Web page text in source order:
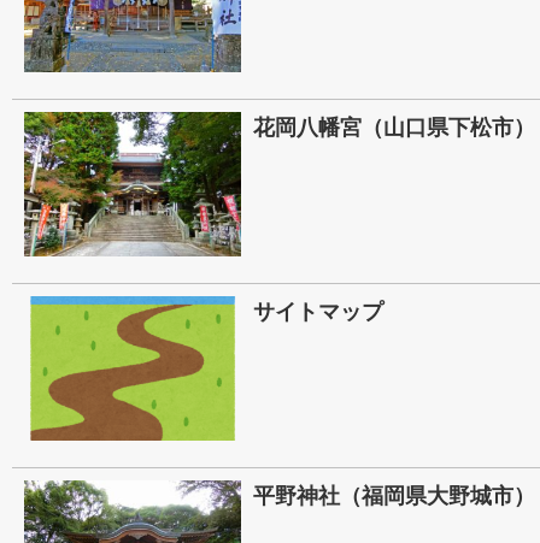
花岡八幡宮（山口県下松市）
サイトマップ
平野神社（福岡県大野城市）